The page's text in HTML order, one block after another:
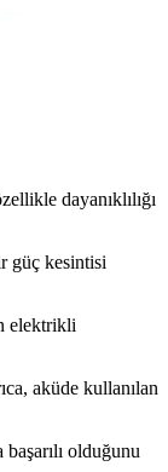
dayanıklılığı
güç kesintisi
elektrikli
aküde kullanılan
olduğunu